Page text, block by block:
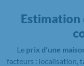
Estimation
Le prix d'une
facteurs : localisation,